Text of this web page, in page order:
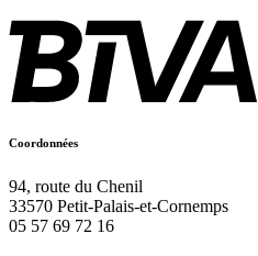
Coordonnées
94, route du Chenil
33570 Petit-Palais-et-Cornemps
05 57 69 72 16